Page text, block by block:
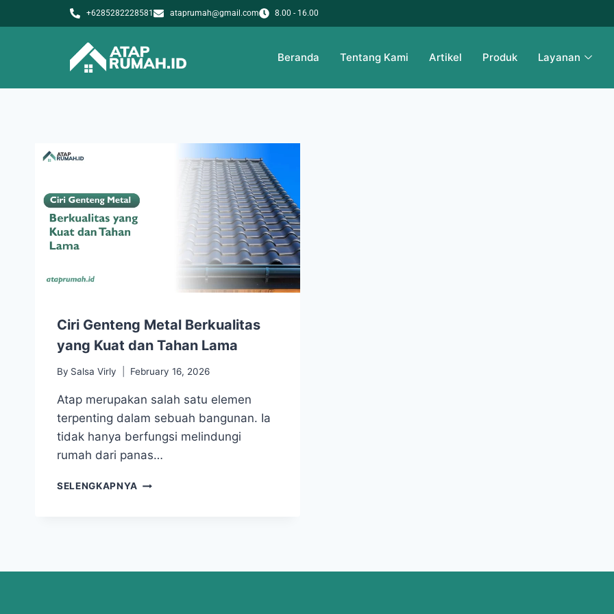
+6285282228581 ataprumah@gmail.com 8.00 - 16.00
Beranda Tentang Kami Artikel Produk Layanan
Ciri Genteng Metal Berkualitas
yang Kuat dan Tahan Lama
By Salsa Virly February 16, 2026
Atap merupakan salah satu elemen
terpenting dalam sebuah bangunan. Ia
tidak hanya berfungsi melindungi
rumah dari panas…
SELENGKAPNYA